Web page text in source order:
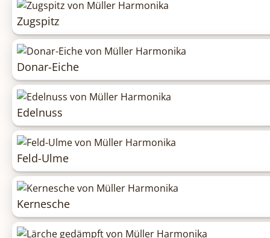
Zugspitz
Donar-Eiche
Edelnuss
Feld-Ulme
Kernesche